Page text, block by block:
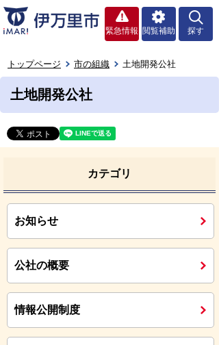
緊急情報 閲覧補助 探す
トップページ 市の組織 土地開発公社
土地開発公社
カテゴリ
お知らせ
公社の概要
情報公開制度